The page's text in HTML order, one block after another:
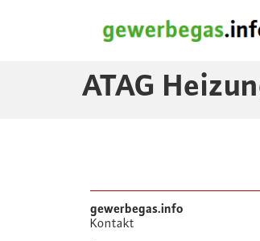
ATAG
gewerbegas.info
Kontakt